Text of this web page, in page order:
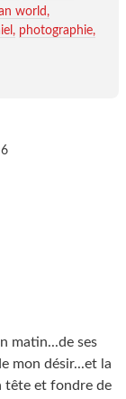
world
photographie
matin...de ses
mon désir...et la
tête et fondre de